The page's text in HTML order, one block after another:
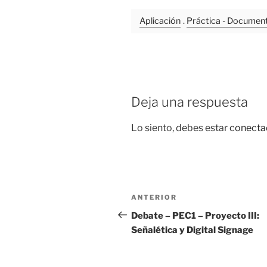
Aplicación . Práctica -
Deja una respuesta
Lo siento, debes estar
Navegación
de
entradas
Entrada
anterior:
ANTERIOR
Debate – PEC1 – Proyecto III:
Señalética y Digital Signage